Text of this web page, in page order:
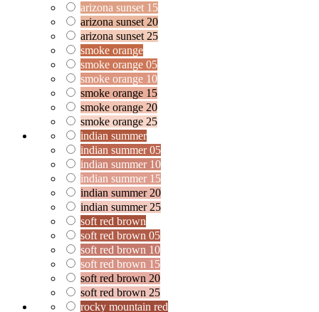
arizona sunset 15
arizona sunset 20
arizona sunset 25
smoke orange
smoke orange 05
smoke orange 10
smoke orange 15
smoke orange 20
smoke orange 25
indian summer
indian summer 05
indian summer 10
indian summer 15
indian summer 20
indian summer 25
soft red brown
soft red brown 05
soft red brown 10
soft red brown 15
soft red brown 20
soft red brown 25
rocky mountain red